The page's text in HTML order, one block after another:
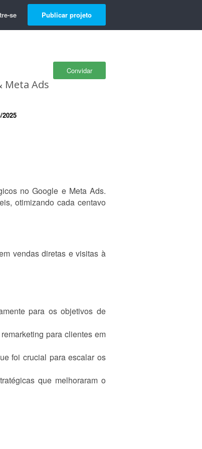
se Publicar projeto
Convidar
Meta Ads
2025
no Google e Meta Ads.
otimizando cada centavo
vendas diretas e visitas à
para os objetivos de
para clientes em
foi crucial para escalar os
que melhoraram o